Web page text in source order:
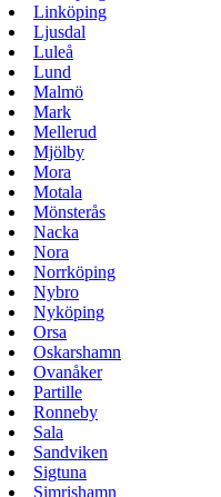
Linköping
Ljusdal
Luleå
Lund
Malmö
Mark
Mellerud
Mjölby
Mora
Motala
Mönsterås
Nacka
Nora
Norrköping
Nybro
Nyköping
Orsa
Oskarshamn
Ovanåker
Partille
Ronneby
Sala
Sandviken
Sigtuna
Simrishamn